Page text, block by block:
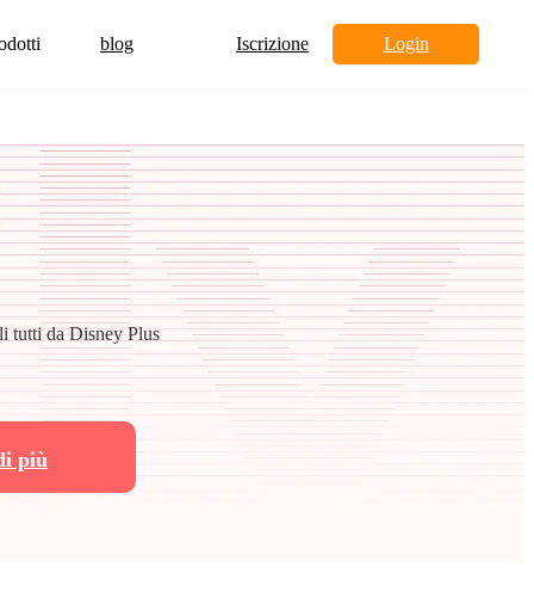
blog Iscrizione Login
tutti da Disney Plus
più